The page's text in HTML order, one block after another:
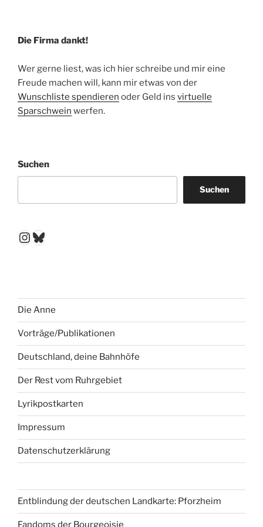
Die Firma dankt!
Wer gerne liest, was ich hier schreibe und mir eine
Freude machen will, kann mir etwas von der
Wunschliste spendieren oder Geld ins virtuelle
Sparschwein werfen.
Suchen
Suchen
Instagram
Bluesky
Die Anne
Vorträge/Publikationen
Deutschland, deine Bahnhöfe
Der Rest vom Ruhrgebiet
Lyrikpostkarten
Impressum
Datenschutzerklärung
Entblindung der deutschen Landkarte: Pforzheim
Fandoms der Bourgeoisie